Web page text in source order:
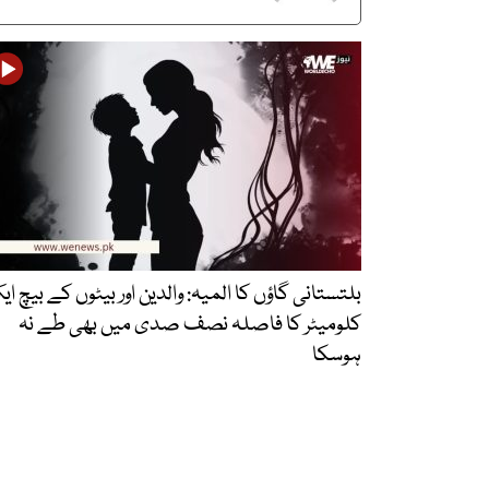
بلتستانی گاؤں کا المیہ: والدین اور بیٹوں کے بیچ
کلومیٹر کا فاصلہ نصف صدی میں بھی طے نہ
ہوسکا